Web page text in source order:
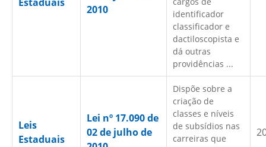
2010
identificador
classificador e
dactiloscopista e
dá outras
providências ...
Leis
Estaduais
Lei nº 17.090 de
02 de julho de
Dispõe sobre a
criação de
classes e níveis
de subsídios nas
carreiras que